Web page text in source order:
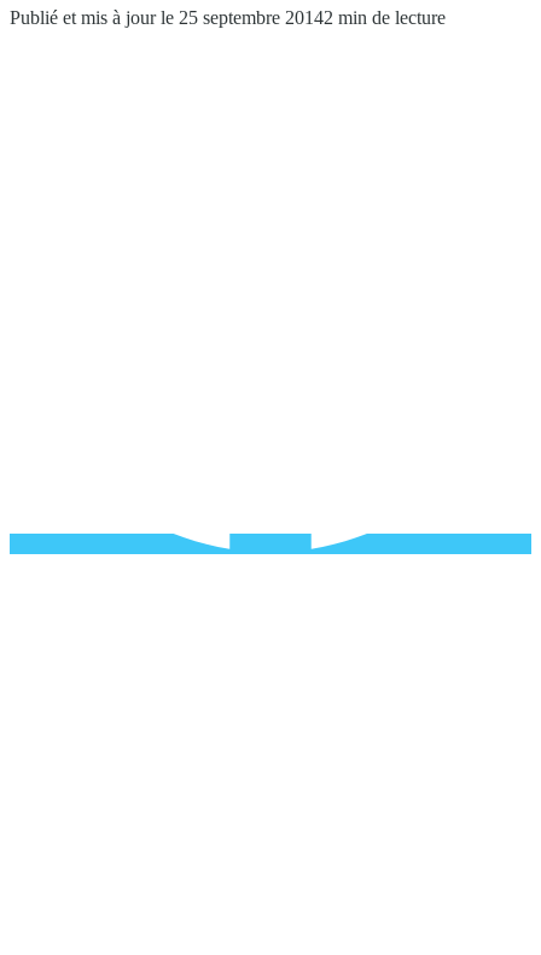
Publié et mis à jour le 25 septembre 20142 min de lecture